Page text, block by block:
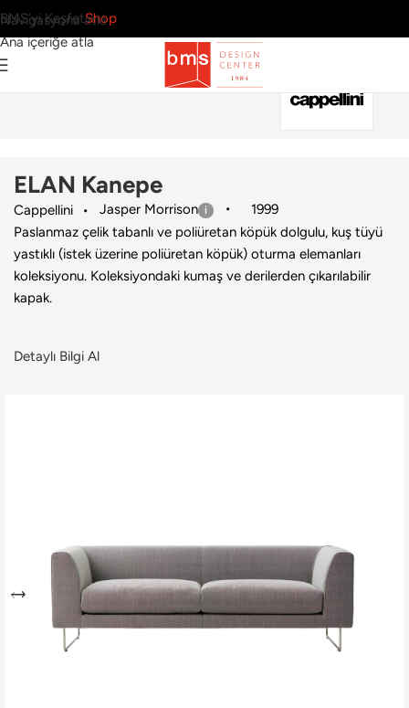
Navigasyona atla
Ana içeriğe atla
BMS’yi KeşfetShop
Cappellini›ELAN Kanepe
ELAN Kanepe
Cappellini Jasper Morrison
1999
Paslanmaz çelik tabanlı ve poliüretan köpük dolgulu, kuş tüyü
yastıklı (istek üzerine poliüretan köpük) oturma elemanları
koleksiyonu. Koleksiyondaki kumaş ve derilerden çıkarılabilir
kapak.
Detaylı Bilgi Al